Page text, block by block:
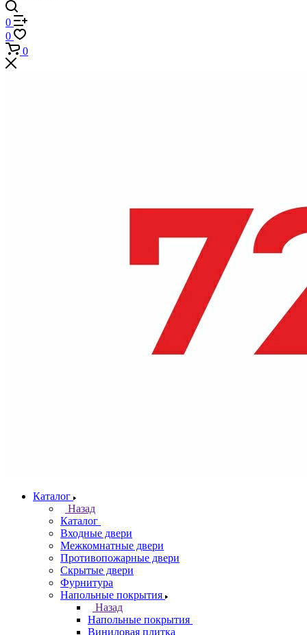
0
0
0
Каталог
Назад
Каталог
Входные двери
Межкомнатные двери
Противопожарные двери
Скрытые двери
Фурнитура
Напольные покрытия
Назад
Напольные покрытия
Виниловая плитка